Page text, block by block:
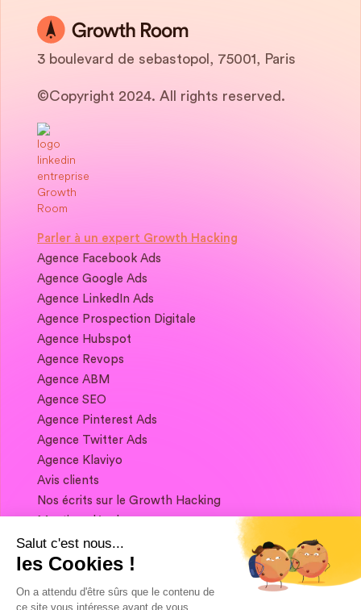
3 boulevard de sebastopol, 75001, Paris
©Copyright 2024. All rights reserved.
Parler à un expert Growth Hacking
Agence Facebook Ads
Agence Google Ads
Agence LinkedIn Ads
Agence Prospection Digitale
Agence Hubspot
Agence Revops
Agence ABM
Agence SEO
Agence Pinterest Ads
Agence Twitter Ads
Agence Klaviyo
Avis clients
Nos écrits sur le Growth Hacking
Si vous souhaitez garder contact, et obtenir
un condensé de Growth Marketing chaque
semaine, ça se passe juste ici 👇
Salut c'est nous...
les Cookies !
On a attendu d'être sûrs que le contenu de
ce site vous intéresse avant de vous